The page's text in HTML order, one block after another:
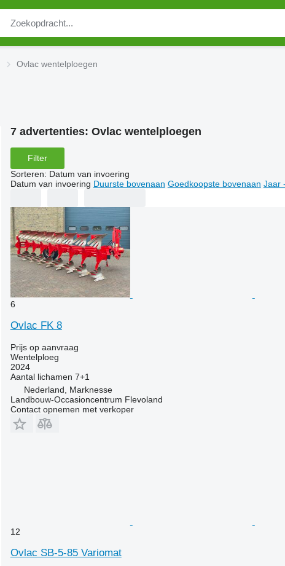
Ovlac wentelploegen
7 advertenties: Ovlac wentelploegen
Filter
Sorteren: Datum van invoering
Datum van invoering Duurste bovenaan Goedkoopste bovenaan Jaar
6
Ovlac FK 8
Prijs op aanvraag
Wentelploeg
2024
Aantal lichamen 7+1
Nederland, Marknesse
Landbouw-Occasioncentrum Flevoland
Contact opnemen met verkoper
12
Ovlac SB-5-85 Variomat